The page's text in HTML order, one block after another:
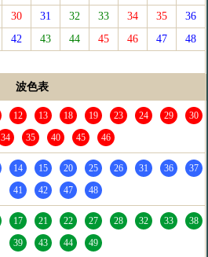
30 31 32 33 34 35
36
42 43 44 45 46 47
48
波色表
12 13 18 19 23 24 29
30
34
35 40 45 46
14 15 20 25 26 31 36
37
41
42 47 48
17 21 22 27 28 32 33
38
39
43 44 49